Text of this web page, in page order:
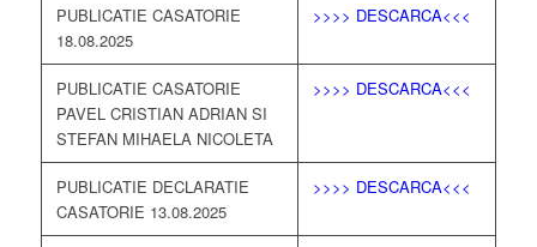
PUBLICATIE CASATORIE
18.08.2025
>>>> DESCARCA<<<
PUBLICATIE CASATORIE
PAVEL CRISTIAN ADRIAN SI
STEFAN MIHAELA NICOLETA
>>>> DESCARCA<<<
PUBLICATIE DECLARATIE
CASATORIE 13.08.2025
>>>> DESCARCA<<<